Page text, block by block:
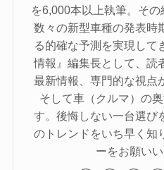
を6,000本以上執筆。その
数々の新型車種の発表時
る的確な予測を実現して
情報』編集長として、読
最新情報、専門的な視点
そして車（クルマ）の
す。後悔しない一台選び
のトレンドをいち早く知
ーをお願いい